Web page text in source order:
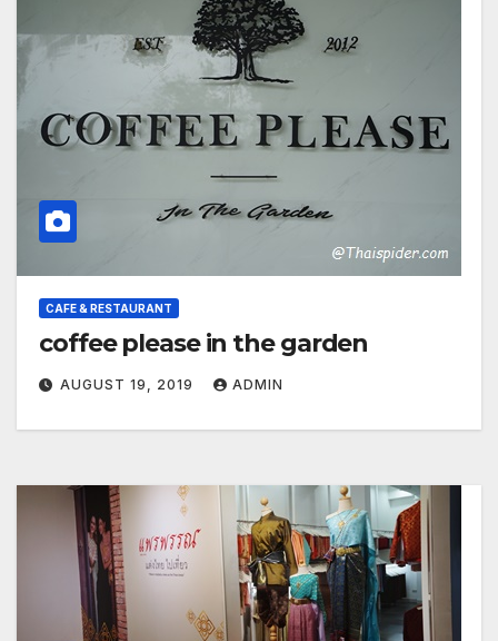
CAFE & RESTAURANT
coffee please in the garden
AUGUST 19, 2019 ADMIN